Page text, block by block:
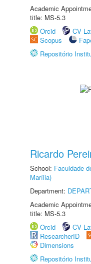
Academic
title: MS-5.3
Orcid
CV
Scopus
Repositório
Ricardo
School: Faculdade
Marília)
Department:
Academic
title: MS-5.3
Orcid
CV
ResearcherID
Dimensions
Repositório